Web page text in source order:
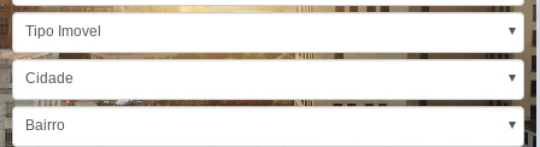
Tipo Imovel
Cidade
Bairro